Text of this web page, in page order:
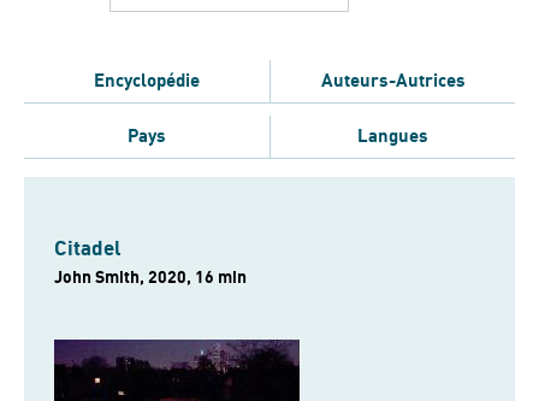
Encyclopédie Auteurs-Autrices
Pays Langues
Citadel
John Smith, 2020, 16 min